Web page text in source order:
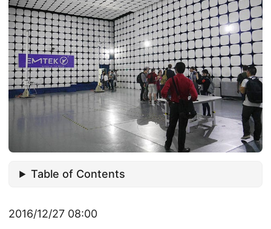
Table of Contents
2016/12/27 08:00